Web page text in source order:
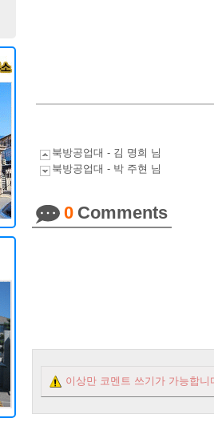
북방공업대 - 김 명희 님
북방공업대 - 박 주현 님
0 Comments
이상만 코멘트 쓰기가 가능합니